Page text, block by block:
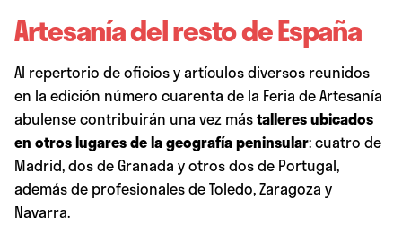
Artesanía del resto de España
Al repertorio de oficios y artículos diversos reunidos
en la edición número cuarenta de la Feria de Artesanía
abulense contribuirán una vez mástalleres ubicados
en otros lugares de la geografía peninsular: cuatro de
Madrid, dos de Granada y otros dos de Portugal,
además de profesionales de Toledo, Zaragoza y
Navarra.